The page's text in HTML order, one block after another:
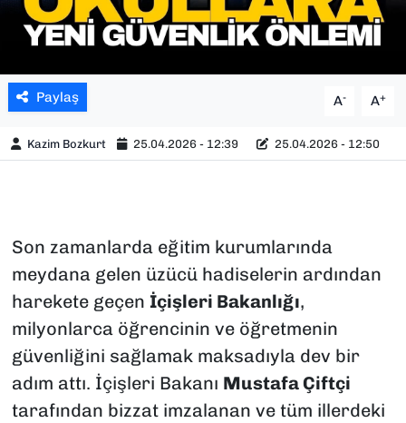
Paylaş A- A+
Kazim Bozkurt 25.04.2026 - 12:39 25.04.2026 - 12:50
Son zamanlarda eğitim kurumlarında
meydana gelen üzücü hadiselerin ardından
harekete geçen İçişleri Bakanlığı,
milyonlarca öğrencinin ve öğretmenin
güvenliğini sağlamak maksadıyla dev bir
adım attı. İçişleri Bakanı Mustafa Çiftçi
tarafından bizzat imzalanan ve tüm illerdeki